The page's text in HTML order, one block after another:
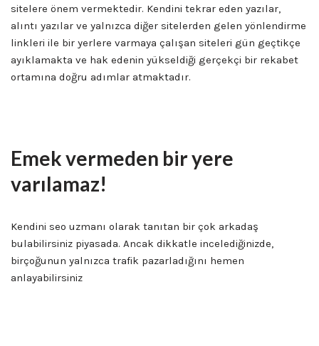
sitelere önem vermektedir. Kendini tekrar eden yazılar,
alıntı yazılar ve yalnızca diğer sitelerden gelen yönlendirme
linkleri ile bir yerlere varmaya çalışan siteleri gün geçtikçe
ayıklamakta ve hak edenin yükseldiği gerçekçi bir rekabet
ortamına doğru adımlar atmaktadır.
Emek vermeden bir yere
varılamaz!
Kendini seo uzmanı olarak tanıtan bir çok arkadaş
bulabilirsiniz piyasada. Ancak dikkatle incelediğinizde,
birçoğunun yalnızca trafik pazarladığını hemen
anlayabilirsiniz